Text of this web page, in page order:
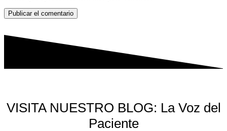
Publicar el comentario
VISITA NUESTRO BLOG: La Voz del
Paciente